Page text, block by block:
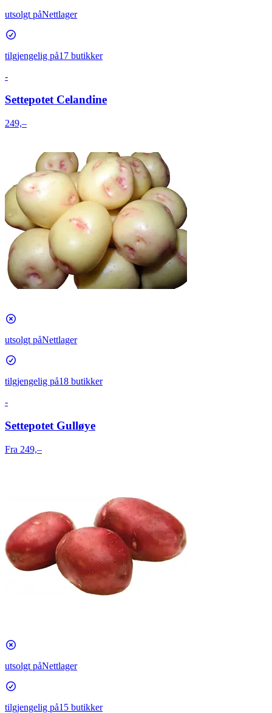
utsolgt påNettlager
tilgjengelig på17 butikker
-
Settepotet Celandine
249,–
utsolgt påNettlager
tilgjengelig på18 butikker
-
Settepotet Gulløye
Fra 249,–
utsolgt påNettlager
tilgjengelig på15 butikker